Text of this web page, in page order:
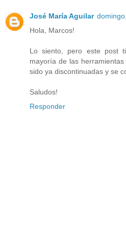
José María Aguilar
Hola, Marcos!
Lo siento, pero este post
mayoría de las
sido ya discontinuadas y se
Saludos!
Responder